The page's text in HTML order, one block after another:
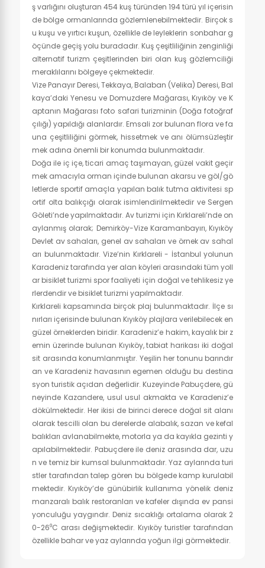
ş varlığını oluşturan 454 kuş türünden 194 türü yıl içerisin
de bölge ormanlarında gözlemlenebilmektedir. Birçok s
u kuşu ve yırtıcı kuşun, özellikle de leyleklerin sonbahar g
öçünde geçiş yolu buradadır. Kuş çeşitliliğinin zenginliği
alternatif turizm çeşitlerinden biri olan kuş gözlemciliği
meraklılarını bölgeye çekmektedir.
Vize Panayır Deresi, Tekkaya, Balaban (Velika) Deresi, Bal
kaya’daki Yenesu ve Domuzdere Mağarası, Kıyıköy ve K
aptanın Mağarası foto safari turizminin (Doğa fotoğraf
çılığı) yapıldığı alanlardır. Emsali zor bulunan flora ve fa
una çeşitliliğini görmek, hissetmek ve anı ölümsüzleştir
mek adına önemli bir konumda bulunmaktadır.
Doğa ile iç içe, ticari amaç taşımayan, güzel vakit geçir
mek amacıyla orman içinde bulunan akarsu ve göl/gö
letlerde sportif amaçla yapılan balık tutma aktivitesi sp
ortif olta balıkçığı olarak isimlendirilmektedir ve Sergen
Göleti’nde yapılmaktadır. Av turizmi için Kırklareli’nde on
aylanmış olarak; Demirköy-Vize Karamanbayırı, Kıyıköy
Devlet av sahaları, genel av sahaları ve örnek av sahal
arı bulunmaktadır. Vize’nin Kırklareli - İstanbul yolunun
Karadeniz tarafında yer alan köyleri arasındaki tüm yoll
ar bisiklet turizmi spor faaliyeti için doğal ve tehlikesiz ye
rlerdendir ve bisiklet turizmi yapılmaktadır.
Kırklareli kapsamında birçok plaj bulunmaktadır. İlçe sı
nırları içerisinde bulunan Kıyıköy plajlara verilebilecek en
güzel örneklerden biridir. Karadeniz’e hakim, kayalık bir z
emin üzerinde bulunan Kıyıköy, tabiat harikası iki doğal
sit arasında konumlanmıştır. Yeşilin her tonunu barındır
an ve Karadeniz havasının egemen olduğu bu destina
syon turistik açıdan değerlidir. Kuzeyinde Pabuçdere, gü
neyinde Kazandere, usul usul akmakta ve Karadeniz’e
dökülmektedir. Her ikisi de birinci derece doğal sit alanı
olarak tescilli olan bu derelerde alabalık, sazan ve kefal
balıkları avlanabilmekte, motorla ya da kayıkla gezinti y
apılabilmektedir. Pabuçdere ile deniz arasında dar, uzu
n ve temiz bir kumsal bulunmaktadır. Yaz aylarında turi
stler tarafından talep gören bu bölgede kamp kurulabil
mektedir. Kıyıköy’de günübirlik kullanıma yönelik deniz
manzaralı balık restoranları ve kafeler dışında ev pansi
yonculuğu yaygındır. Deniz sıcaklığı ortalama olarak 2
0-26⁰C arası değişmektedir. Kıyıköy turistler tarafından
özellikle bahar ve yaz aylarında yoğun ilgi görmektedir.